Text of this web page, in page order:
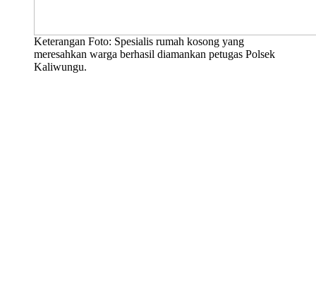
Keterangan Foto: Spesialis rumah kosong yang
meresahkan warga berhasil diamankan petugas Polsek
Kaliwungu.